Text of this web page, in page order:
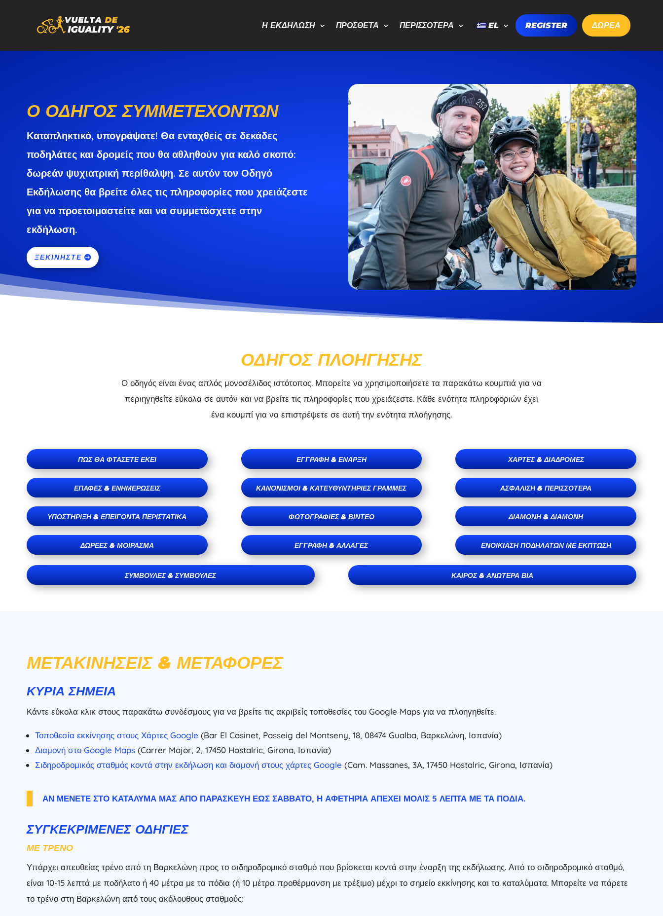
Η ΕΚΔΉΛΩΣΗ ΠΡΌΣΘΕΤΑ ΠΕΡΙΣΣΌΤΕΡΑ EL REGISTER ΔΩΡΕΑ
Ο ΟΔΗΓΌΣ ΣΥΜΜΕΤΕΧΌΝΤΩΝ
Καταπληκτικό, υπογράψατε! Θα ενταχθείς σε δεκάδες
ποδηλάτες και δρομείς που θα αθληθούν για καλό σκοπό:
δωρεάν ψυχιατρική περίθαλψη. Σε αυτόν τον Οδηγό
Εκδήλωσης θα βρείτε όλες τις πληροφορίες που χρειάζεστε
για να προετοιμαστείτε και να συμμετάσχετε στην
εκδήλωση.
ΞΕΚΙΝΉΣΤΕ
ΟΔΗΓΌΣ ΠΛΟΉΓΗΣΗΣ
Ο οδηγός είναι ένας απλός μονοσέλιδος ιστότοπος. Μπορείτε να χρησιμοποιήσετε τα παρακάτω κουμπιά για να
περιηγηθείτε εύκολα σε αυτόν και να βρείτε τις πληροφορίες που χρειάζεστε. Κάθε ενότητα πληροφοριών έχει
ένα κουμπί για να επιστρέψετε σε αυτή την ενότητα πλοήγησης.
ΠΏΣ ΘΑ ΦΤΆΣΕΤΕ ΕΚΕΊ
ΕΠΑΦΈΣ & ΕΝΗΜΕΡΏΣΕΙΣ
ΥΠΟΣΤΉΡΙΞΗ & ΕΠΕΊΓΟΝΤΑ ΠΕΡΙΣΤΑΤΙΚΆ
ΔΩΡΕΈΣ & ΜΟΊΡΑΣΜΑ
ΕΓΓΡΑΦΉ & ΈΝΑΡΞΗ
ΚΑΝΟΝΙΣΜΟΊ & ΚΑΤΕΥΘΥΝΤΉΡΙΕΣ ΓΡΑΜΜΈΣ
ΦΩΤΟΓΡΑΦΊΕΣ & ΒΊΝΤΕΟ
ΕΓΓΡΑΦΉ & ΑΛΛΑΓΈΣ
ΧΆΡΤΕΣ & ΔΙΑΔΡΟΜΈΣ
ΑΣΦΆΛΙΣΗ & ΠΕΡΙΣΣΌΤΕΡΑ
ΔΙΑΜΟΝΉ & ΔΙΑΜΟΝΉ
ΕΝΟΙΚΊΑΣΗ ΠΟΔΗΛΆΤΩΝ ΜΕ ΈΚΠΤΩΣΗ
ΣΥΜΒΟΥΛΈΣ & ΣΥΜΒΟΥΛΈΣ ΚΑΙΡΌΣ & ΑΝΩΤΈΡΑ ΒΊΑ
ΜΕΤΑΚΙΝΉΣΕΙΣ & ΜΕΤΑΦΟΡΈΣ
ΚΎΡΙΑ ΣΗΜΕΊΑ
Κάντε εύκολα κλικ στους παρακάτω συνδέσμους για να βρείτε τις ακριβείς τοποθεσίες του Google Maps για να πλοηγηθείτε.
Τοποθεσία εκκίνησης στους Χάρτες Google (Bar El Casinet, Passeig del Montseny, 18, 08474 Gualba, Βαρκελώνη, Ισπανία)
Διαμονή στο Google Maps(Carrer Major, 2, 17450 Hostalric, Girona, Ισπανία)
Σιδηροδρομικός σταθμός κοντά στην εκδήλωση και διαμονή στους χάρτες Google (Cam. Massanes, 3A, 17450 Hostalric, Girona, Ισπανία)
ΑΝ ΜΈΝΕΤΕ ΣΤΟ ΚΑΤΆΛΥΜΆ ΜΑΣ ΑΠΌ ΠΑΡΑΣΚΕΥΉ ΈΩΣ ΣΆΒΒΑΤΟ, Η ΑΦΕΤΗΡΊΑ ΑΠΈΧΕΙ ΜΌΛΙΣ 5 ΛΕΠΤΆ ΜΕ ΤΑ ΠΌΔΙΑ.
ΣΥΓΚΕΚΡΙΜΈΝΕΣ ΟΔΗΓΊΕΣ
ΜΕ ΤΡΈΝΟ
Υπάρχει απευθείας τρένο από τη Βαρκελώνη προς το σιδηροδρομικό σταθμό που βρίσκεται κοντά στην έναρξη της εκδήλωσης. Από το σιδηροδρομικό σταθμό,
είναι 10-15 λεπτά με ποδήλατο ή 40 μέτρα με τα πόδια (ή 10 μέτρα προθέρμανση με τρέξιμο) μέχρι το σημείο εκκίνησης και τα καταλύματα. Μπορείτε να πάρετε
το τρένο στη Βαρκελώνη από τους ακόλουθους σταθμούς: